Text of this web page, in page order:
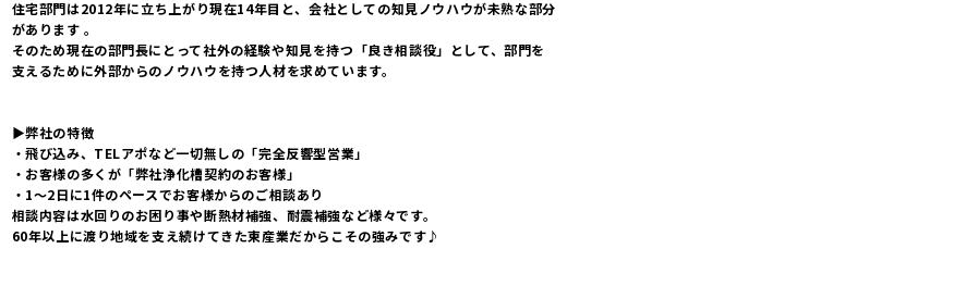
住宅部門は2012年に立ち上がり現在14年目と、会社としての知見ノウハウが未熟な部分
があります 。
そのため現在の部門長にとって社外の経験や知見を持つ「良き相談役」として、部門を
支えるために外部からのノウハウを持つ人材を求めています。
▶弊社の特徴
・飛び込み、TELアポなど一切無しの「完全反響型営業」
・お客様の多くが「弊社浄化槽契約のお客様」
・1～2日に1件のペースでお客様からのご相談あり
相談内容は水回りのお困り事や断熱材補強、耐震補強など様々です。
60年以上に渡り地域を支え続けてきた東産業だからこその強みです♪